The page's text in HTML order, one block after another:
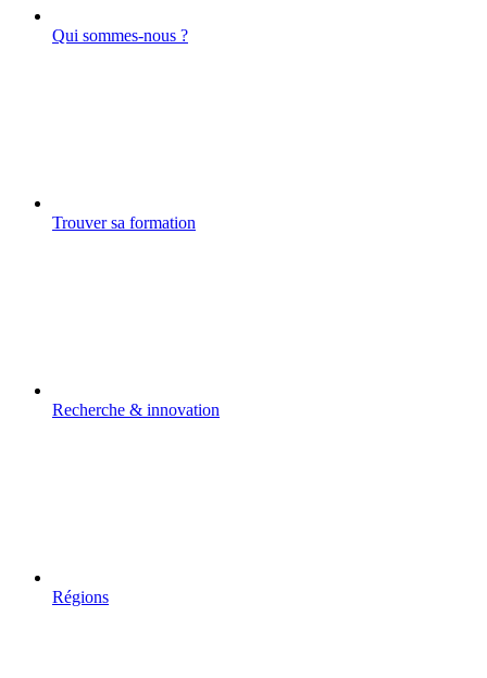
Qui sommes-nous ?
Trouver sa formation
Recherche & innovation
Régions